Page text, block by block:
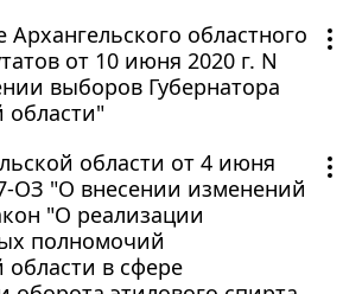
Архангельского областного
от 10 июня 2020 г. N
выборов Губернатора
области"
области от 4 июня
ОЗ "О внесении изменений
"О реализации
полномочий
области в сфере